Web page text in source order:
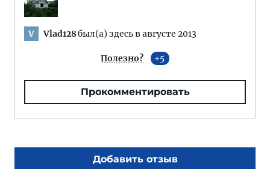
V Vlad128был(а) здесь в августе 2013
Полезно? 5
Прокомментировать
Добавить отзыв